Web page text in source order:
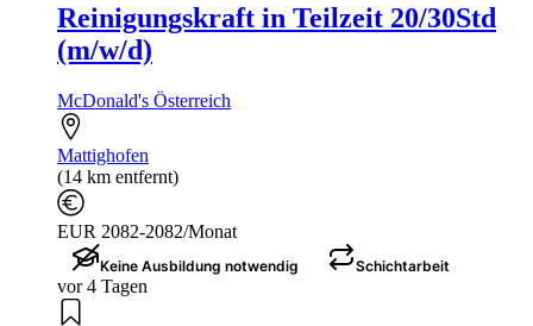
Reinigungskraft in Teilzeit 20/30Std
(m/w/d)
McDonald's Österreich
Mattighofen
(14 km entfernt)
EUR 2082-2082/Monat
Keine Ausbildung notwendig Schichtarbeit
vor 4 Tagen